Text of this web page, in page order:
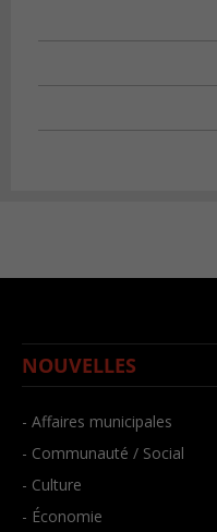
NOUVELLES
- Affaires municipales
- Communauté / Social
- Culture
- Économie